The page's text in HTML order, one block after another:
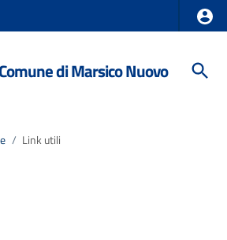
Comune di Marsico Nuovo
/ Link utili
notizia